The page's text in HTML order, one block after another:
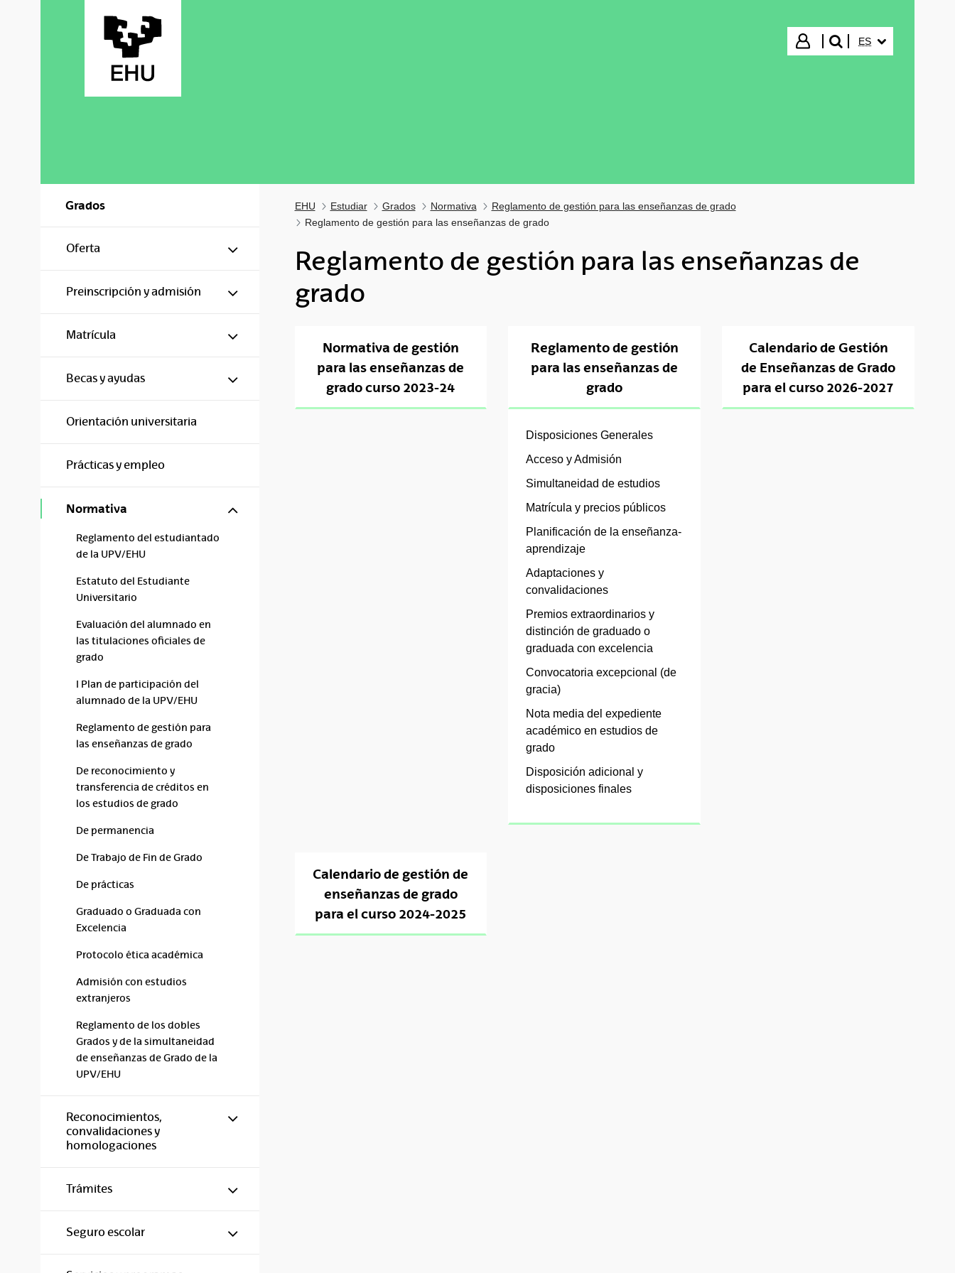
Iniciar sesión
buscar"
ES
Grados
Oferta Mostrar/ocultar subpáginas
Preinscripción y admisión Mostrar/ocultar subpáginas
Matrícula Mostrar/ocultar subpáginas
Becas y ayudas Mostrar/ocultar subpáginas
Orientación universitaria
Prácticas y empleo
Normativa Mostrar/ocultar subpáginas
Reglamento del estudiantado
de la UPV/EHU
Estatuto del Estudiante
Universitario
Evaluación del alumnado en
las titulaciones oficiales de
grado
I Plan de participación del
alumnado de la UPV/EHU
Reglamento de gestión para
las enseñanzas de grado
De reconocimiento y
transferencia de créditos en
los estudios de grado
De permanencia
De Trabajo de Fin de Grado
De prácticas
Graduado o Graduada con
Excelencia
Protocolo ética académica
Admisión con estudios
extranjeros
Reglamento de los dobles
Grados y de la simultaneidad
de enseñanzas de Grado de la
UPV/EHU
Reconocimientos,
convalidaciones y
homologaciones
Mostrar/ocultar subpáginas
Trámites Mostrar/ocultar subpáginas
Seguro escolar Mostrar/ocultar subpáginas
EHU Estudiar Grados Normativa
Reglamento de gestión para las enseñanzas de grado
Reglamento de gestión para las enseñanzas de grado
Reglamento de gestión para las enseñanzas de
grado
Normativa de gestión
para las enseñanzas de
grado curso 2023-24
Reglamento de gestión
para las enseñanzas de
grado
Disposiciones Generales
Acceso y Admisión
Simultaneidad de estudios
Matrícula y precios públicos
Planificación de la enseñanza-
aprendizaje
Adaptaciones y
convalidaciones
Premios extraordinarios y
distinción de graduado o
graduada con excelencia
Convocatoria excepcional (de
gracia)
Nota media del expediente
académico en estudios de
grado
Disposición adicional y
disposiciones finales
Calendario de Gestión
de Enseñanzas de Grado
para el curso 2026-2027
Calendario de gestión de
enseñanzas de grado
para el curso 2024-2025